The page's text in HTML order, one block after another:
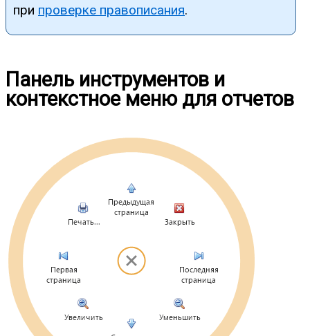
при проверке правописания.
Панель инструментов и
контекстное меню для отчетов